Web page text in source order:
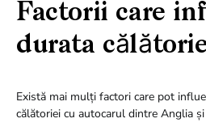
Factorii care
durata
Există mai mulți factori care pot
călătoriei cu autocarul dintre Anglia și